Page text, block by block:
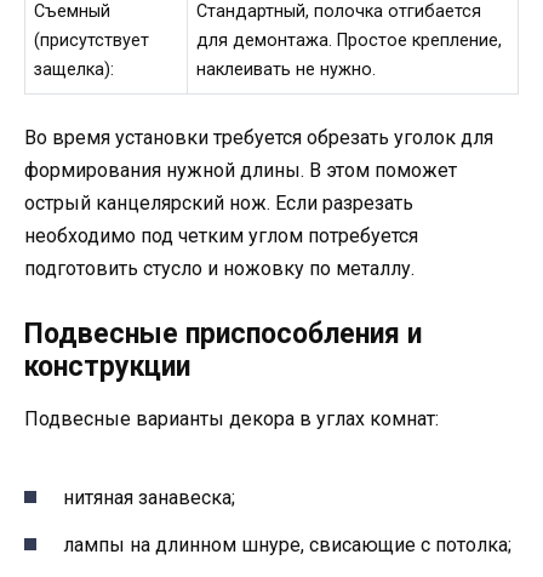
Съемный
(присутствует
защелка):
Стандартный, полочка отгибается
для демонтажа. Простое крепление,
наклеивать не нужно.
Во время установки требуется обрезать уголок для
формирования нужной длины. В этом поможет
острый канцелярский нож. Если разрезать
необходимо под четким углом потребуется
подготовить стусло и ножовку по металлу.
Подвесные приспособления и
конструкции
Подвесные варианты декора в углах комнат:
нитяная занавеска;
лампы на длинном шнуре, свисающие с потолка;